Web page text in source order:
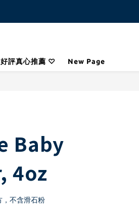
評真心推薦 ♡ New Page
Baby
4oz
，不含滑石粉